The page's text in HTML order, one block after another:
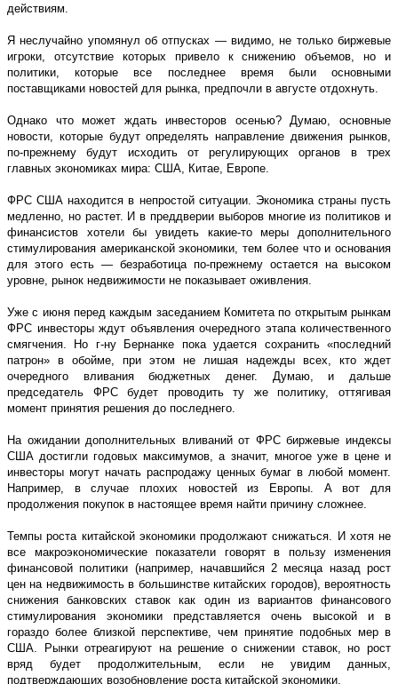
действиям.
Я неслучайно упомянул об отпусках — видимо, не только биржевые
игроки, отсутствие которых привело к снижению объемов, но и
политики, которые все последнее время были основными
поставщиками новостей для рынка, предпочли в августе отдохнуть.
Однако что может ждать инвесторов осенью? Думаю, основные
новости, которые будут определять направление движения рынков,
по-прежнему будут исходить от регулирующих органов в трех
главных экономиках мира: США, Китае, Европе.
ФРС США находится в непростой ситуации. Экономика страны пусть
медленно, но растет. И в преддверии выборов многие из политиков и
финансистов хотели бы увидеть какие-то меры дополнительного
стимулирования американской экономики, тем более что и основания
для этого есть — безработица по-прежнему остается на высоком
уровне, рынок недвижимости не показывает оживления.
Уже с июня перед каждым заседанием Комитета по открытым рынкам
ФРС инвесторы ждут объявления очередного этапа количественного
смягчения. Но г-ну Бернанке пока удается сохранить «последний
патрон» в обойме, при этом не лишая надежды всех, кто ждет
очередного вливания бюджетных денег. Думаю, и дальше
председатель ФРС будет проводить ту же политику, оттягивая
момент принятия решения до последнего.
На ожидании дополнительных вливаний от ФРС биржевые индексы
США достигли годовых максимумов, а значит, многое уже в цене и
инвесторы могут начать распродажу ценных бумаг в любой момент.
Например, в случае плохих новостей из Европы. А вот для
продолжения покупок в настоящее время найти причину сложнее.
Темпы роста китайской экономики продолжают снижаться. И хотя не
все макроэкономические показатели говорят в пользу изменения
финансовой политики (например, начавшийся 2 месяца назад рост
цен на недвижимость в большинстве китайских городов), вероятность
снижения банковских ставок как один из вариантов финансового
стимулирования экономики представляется очень высокой и в
гораздо более близкой перспективе, чем принятие подобных мер в
США. Рынки отреагируют на решение о снижении ставок, но рост
вряд будет продолжительным, если не увидим данных,
подтверждающих возобновление роста китайской экономики.